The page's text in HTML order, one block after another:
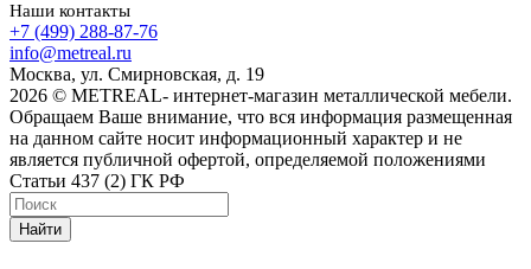
Наши контакты
+7 (499) 288-87-76
info@metreal.ru
Москва, ул. Смирновская, д. 19
2026 © METREAL- интернет-магазин металлической мебели.
Обращаем Ваше внимание, что вся информация размещенная
на данном сайте носит информационный характер и не
является публичной офертой, определяемой положениями
Статьи 437 (2) ГК РФ
Найти